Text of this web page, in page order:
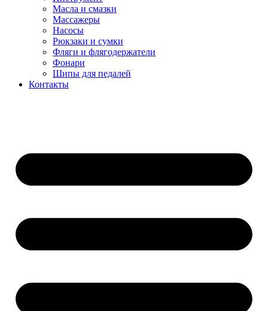
Масла и смазки
Массажеры
Насосы
Рюкзаки и сумки
Фляги и флягодержатели
Фонари
Шипы для педалей
Контакты